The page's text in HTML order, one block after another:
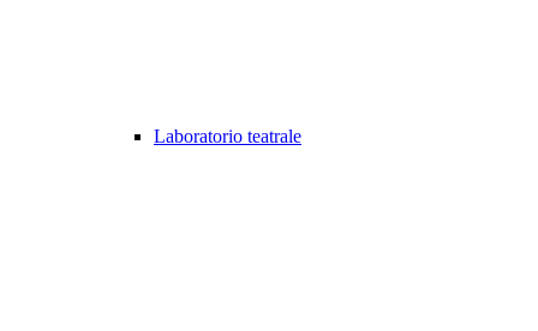
Laboratorio teatrale